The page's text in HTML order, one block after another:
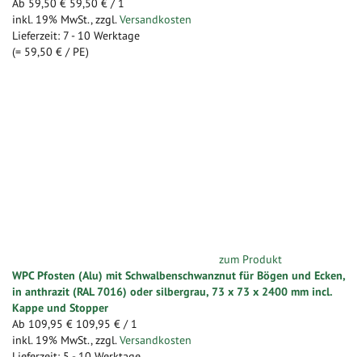
inkl. 19% MwSt., zzgl. Versandkosten
Lieferzeit: 7 - 10 Werktage
(= 59,50 € / PE)
zum Produkt
WPC Pfosten (Alu) mit Schwalbenschwanznut für Bögen und Ecken,
in anthrazit (RAL 7016) oder silbergrau, 73 x 73 x 2400 mm incl.
Kappe und Stopper
Ab 109,95 € 109,95 € / 1
inkl. 19% MwSt., zzgl. Versandkosten